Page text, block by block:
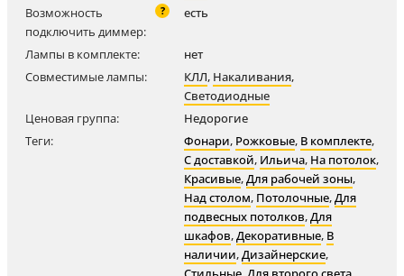
Возможность
подключить диммер:
? есть
Лампы в комплекте:
нет
Совместимые лампы:
КЛЛ, Накаливания,
Светодиодные
Ценовая группа:
Недорогие
Теги:
Фонари, Рожковые, В комплекте,
С доставкой, Ильича, На потолок,
Красивые,Для рабочей зоны,
Над столом, Потолочные,Для
подвесных потолков,Для
шкафов,Декоративные, В
наличии,Дизайнерские,